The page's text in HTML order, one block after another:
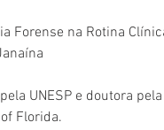
Forense na Rotina
UNESP e doutora
Florida.